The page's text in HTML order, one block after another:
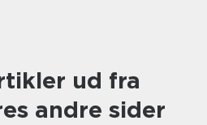
ud fra
andre sider